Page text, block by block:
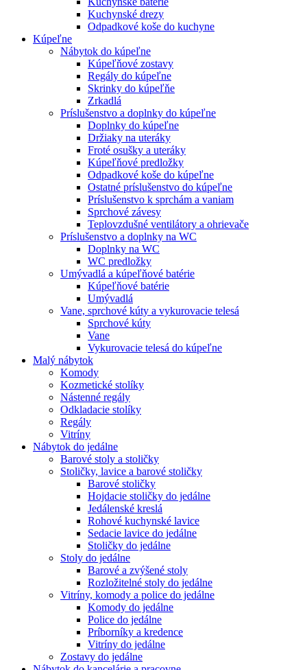
Kuchynské drezy
Odpadkové koše do kuchyne
Kúpeľne
Nábytok do kúpeľne
Kúpeľňové zostavy
Regály do kúpeľne
Skrinky do kúpeľňe
Zrkadlá
Príslušenstvo a doplnky do kúpeľne
Doplnky do kúpeľne
Držiaky na uteráky
Froté osušky a uteráky
Kúpeľňové predložky
Odpadkové koše do kúpeľne
Ostatné príslušenstvo do kúpeľne
Príslušenstvo k sprchám a vaniam
Sprchové závesy
Teplovzdušné ventilátory a ohrievače
Príslušenstvo a doplnky na WC
Doplnky na WC
WC predložky
Umývadlá a kúpeľňové batérie
Kúpeľňové batérie
Umývadlá
Vane, sprchové kúty a vykurovacie telesá
Sprchové kúty
Vane
Vykurovacie telesá do kúpeľne
Malý nábytok
Komody
Kozmetické stolíky
Nástenné regály
Odkladacie stolíky
Regály
Vitríny
Nábytok do jedálne
Barové stoly a stoličky
Stoličky, lavice a barové stoličky
Barové stoličky
Hojdacie stoličky do jedálne
Jedálenské kreslá
Rohové kuchynské lavice
Sedacie lavice do jedálne
Stoličky do jedálne
Stoly do jedálne
Barové a zvýšené stoly
Rozložitelné stoly do jedálne
Vitríny, komody a police do jedálne
Komody do jedálne
Police do jedálne
Príborníky a kredence
Vitríny do jedálne
Zostavy do jedálne